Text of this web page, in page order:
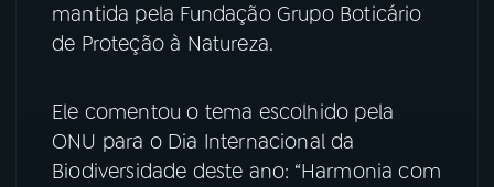
mantida pela Fundação Grupo Boticário
de Proteção à Natureza.
Ele comentou o tema escolhido pela
ONU para o Dia Internacional da
Biodiversidade deste ano: “Harmonia com